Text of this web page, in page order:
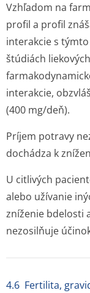
Vzhľadom na
profil a profil
interakcie s
štúdiách
interakcie,
(400 mg/deň).
Príjem potravy
dochádza k
U citlivých
alebo užívanie
zníženie bdelosti
nezosilňuje
4.6 Fertilita,